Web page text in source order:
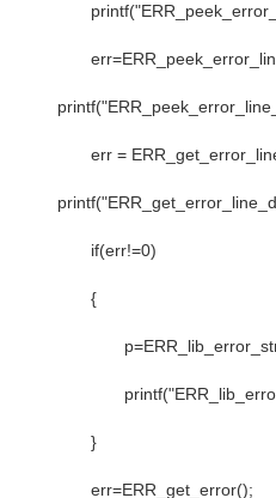
err =
if(err!=0)
{
}
err=ERR_get_error();